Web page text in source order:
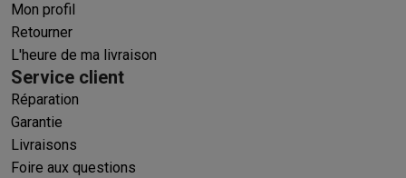
Mon profil
Retourner
L'heure de ma livraison
Service client
Réparation
Garantie
Livraisons
Foire aux questions